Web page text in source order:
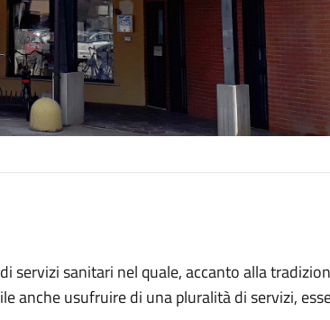
servizi sanitari nel quale, accanto alla
anche usufruire di una pluralità di servizi,